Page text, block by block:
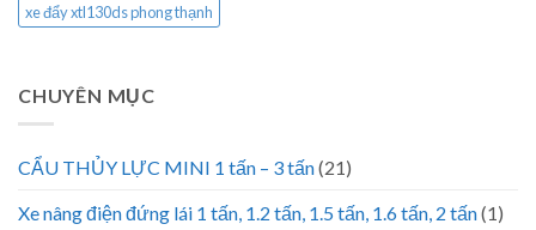
xe đẩy xtl130ds phong thạnh
CHUYÊN MỤC
CẨU THỦY LỰC MINI 1 tấn – 3 tấn(21)
Xe nâng điện đứng lái 1 tấn, 1.2 tấn, 1.5 tấn, 1.6 tấn, 2 tấn(1)